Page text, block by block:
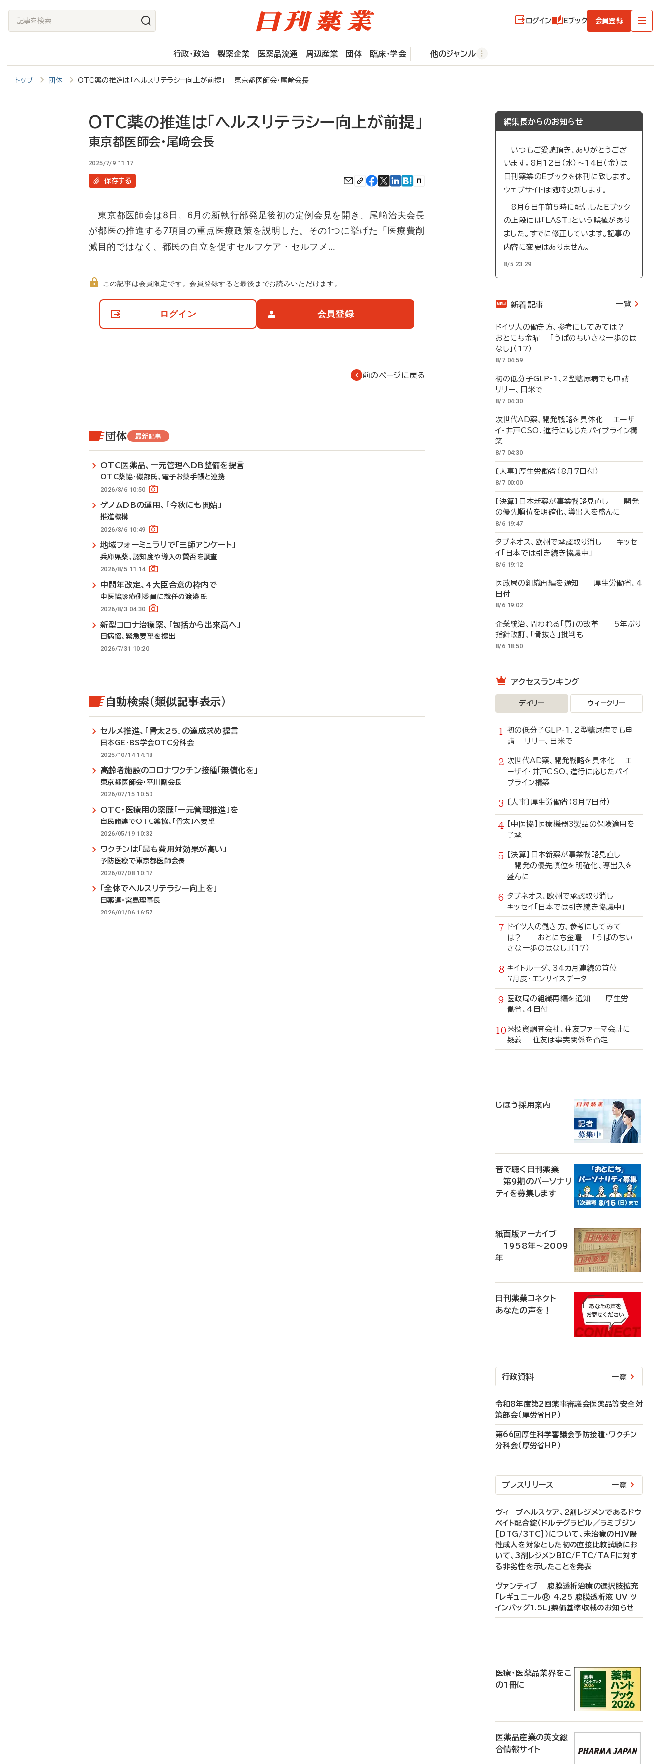
記
事
検
索
ログイン Eブック 会員登録
行政・政治 製薬企業 医薬品流通 周辺産業 団体 臨床・学会 他のジャンル
トップ 団体 OTC薬の推進は「ヘルスリテラシー向上が前提」 東京都医師会・尾﨑会長
OTC薬の推進は「ヘルスリテラシー向上が前提」
東京都医師会・尾﨑会長
2025/7/9 11:17
保存する
東京都医師会は8日、6月の新執行部発足後初の定例会見を開き、尾﨑治夫会長
が都医の推進する7項目の重点医療政策を説明した。その1つに挙げた「医療費削
減目的ではなく、都民の自立を促すセルフケア・セルフメ…
て
この記事は会員限定です。会員登録すると最後までお読みいただけます。
ログイン 会員登録
前のページに戻る
団体 最新記事
OTC医薬品、一元管理へDB整備を提言
OTC薬協・磯部氏、電子お薬手帳と連携
2026/8/6 10:50
ゲノムDBの運用、「今秋にも開始」
推進機構
2026/8/6 10:49
地域フォーミュラリで「三師アンケート」
兵庫県薬、認知度や導入の賛否を調査
2026/8/5 11:14
中間年改定、4大臣合意の枠内で
中医協診療側委員に就任の渡邊氏
2026/8/3 04:30
新型コロナ治療薬、「包括から出来高へ」
日病協、緊急要望を提出
2026/7/31 10:20
自動検索（類似記事表示）
セルメ推進、「骨太25」の達成求め提言
日本GE・BS学会OTC分科会
2025/10/14 14:18
高齢者施設のコロナワクチン接種「無償化を」
東京都医師会・平川副会長
2026/07/15 10:50
OTC・医療用の薬歴「一元管理推進」を
自民議連でOTC薬協、「骨太」へ要望
2026/05/19 10:32
ワクチンは「最も費用対効果が高い」
予防医療で東京都医師会長
2026/07/08 10:17
「全体でヘルスリテラシー向上を」
日薬連・宮島理事長
2026/01/06 16:57
編集長からのお知らせ
いつもご愛読頂き、ありがとうござ
います。8月12日（水）～14日（金）は
日刊薬業のEブックを休刊に致します。
ウェブサイトは随時更新します。
8月6日午前5時に配信したEブック
の上段には「LAST」という誤植があり
ました。すでに修正しています。記事の
内容に変更はありません。
8/5 23:29
新着記事 一覧
ドイツ人の働き方、参考にしてみては？
おとにち金曜 「うぱのちいさな一歩のは
なし」（17）
8/7 04:59
初の低分子GLP-1、2型糖尿病でも申請
リリー、日米で
8/7 04:30
次世代AD薬、開発戦略を具体化 エーザ
イ・井戸CSO、進行に応じたパイプライン構
築
8/7 04:30
〔人事〕厚生労働省（8月7日付）
8/7 00:00
【決算】日本新薬が事業戦略見直し 開発
の優先順位を明確化、導出入を盛んに
8/6 19:47
タブネオス、欧州で承認取り消し キッセ
イ「日本では引き続き協議中」
8/6 19:12
医政局の組織再編を通知 厚生労働省、4
日付
8/6 19:02
企業統治、問われる「質」の改革 5年ぶり
指針改訂、「骨抜き」批判も
8/6 18:50
アクセスランキング
デイリー ウィークリー
初の低分子GLP-1、2型糖尿病でも申
請 リリー、日米で
次世代AD薬、開発戦略を具体化 エ
ーザイ・井戸CSO、進行に応じたパイ
プライン構築
〔人事〕厚生労働省（8月7日付）
【中医協】医療機器3製品の保険適用を
了承
【決算】日本新薬が事業戦略見直し
開発の優先順位を明確化、導出入を
盛んに
タブネオス、欧州で承認取り消し
キッセイ「日本では引き続き協議中」
ドイツ人の働き方、参考にしてみて
は？ おとにち金曜 「うぱのちい
さな一歩のはなし」（17）
キイトルーダ、34カ月連続の首位
7月度・エンサイスデータ
医政局の組織再編を通知 厚生労
働省、4日付
米投資調査会社、住友ファーマ会計に
疑義 住友は事実関係を否定
じほう採用案内
音で聴く日刊薬業
第9期のパーソナリ
ティを募集します
紙面版アーカイブ
1958年～2009
年
日刊薬業コネクト
あなたの声を！
行政資料 一覧
令和8年度第2回薬事審議会医薬品等安全対
策部会（厚労省HP）
第66回厚生科学審議会予防接種・ワクチン
分科会（厚労省HP）
プレスリリース 一覧
ヴィーブヘルスケア、2剤レジメンであるドウ
ベイト配合錠（ドルテグラビル／ラミブジン
［DTG/3TC］）について、未治療のHIV陽
性成人を対象とした初の直接比較試験にお
いて、3剤レジメンBIC/FTC/TAFに対す
る非劣性を示したことを発表
ヴァンティブ 腹膜透析治療の選択肢拡充
「レギュニール® 4.25 腹膜透析液 UV ツ
インバッグ1.5L」薬価基準収載のお知らせ
医療・医薬品業界をこ
の1冊に
医薬品産業の英文総
合情報サイト